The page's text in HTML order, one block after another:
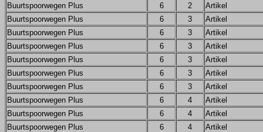
Buurtspoorwegen Plus
6 2
Artikel
Buurtspoorwegen Plus
6 3
Artikel
Buurtspoorwegen Plus
6 3
Artikel
Buurtspoorwegen Plus
6 3
Artikel
Buurtspoorwegen Plus
6 3
Artikel
Buurtspoorwegen Plus
6 3
Artikel
Buurtspoorwegen Plus
6 3
Artikel
Buurtspoorwegen Plus
6 4
Artikel
Buurtspoorwegen Plus
6 4
Artikel
Buurtspoorwegen Plus
6 4
Artikel